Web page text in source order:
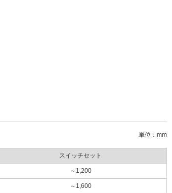
単位：mm
スイッチセット
～1,200
～1,600